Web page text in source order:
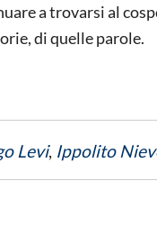
a trovarsi al
di quelle parole.
Levi, Ippolito